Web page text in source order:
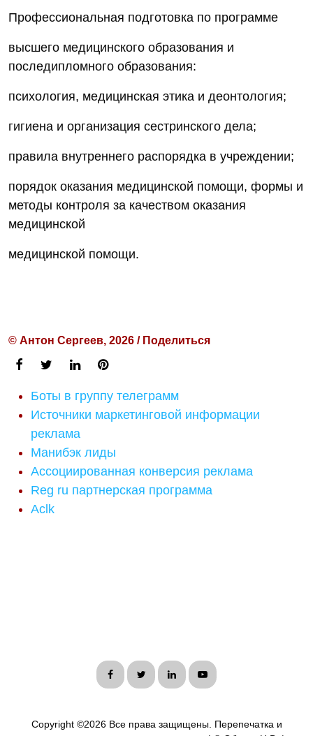
Профессиональная подготовка по программе
высшего медицинского образования и
последипломного образования:
психология, медицинская этика и деонтология;
гигиена и организация сестринского дела;
правила внутреннего распорядка в учреждении;
порядок оказания медицинской помощи, формы и
методы контроля за качеством оказания
медицинской
медицинской помощи.
© Антон Сергеев, 2026 / Поделиться
Боты в группу телеграмм
Источники маркетинговой информации
реклама
Манибэк лиды
Ассоциированная конверсия реклама
Reg ru партнерская программа
Aclk
Copyright ©2026 Все права защищены. Перепечатка и